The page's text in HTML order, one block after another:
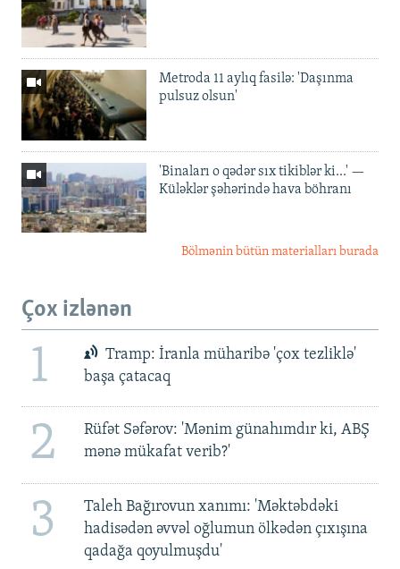
Metroda 11 aylıq fasilə: 'Daşınma
pulsuz olsun'
'Binaları o qədər sıx tikiblər ki...' —
Küləklər şəhərində hava böhranı
Bölmənin bütün materialları burada
Çox izlənən
1
Tramp: İranla müharibə 'çox tezliklə'
başa çatacaq
2
Rüfət Səfərov: 'Mənim günahımdır ki, ABŞ
mənə mükafat verib?'
3
Taleh Bağırovun xanımı: 'Məktəbdəki
hadisədən əvvəl oğlumun ölkədən çıxışına
qadağa qoyulmuşdu'